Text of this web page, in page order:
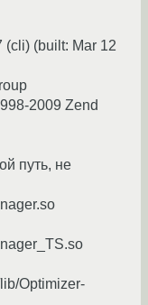
(cli) (built: Mar 12
2009 Zend
путь, не
Optimizer-